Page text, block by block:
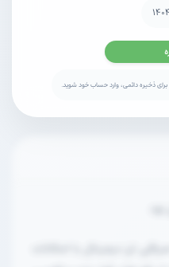
۰۹
ذخیره دائمی، وارد حساب خود شوید.